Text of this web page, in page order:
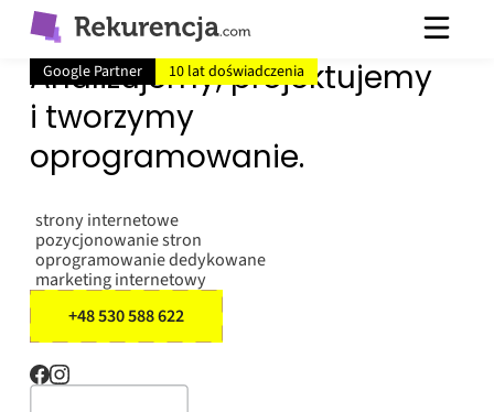
Google Partner 10 lat doświadczenia
Analizujemy, projektujemy
i tworzymy
oprogramowanie.
strony internetowe
pozycjonowanie stron
oprogramowanie dedykowane
marketing internetowy
+48 530 588 622